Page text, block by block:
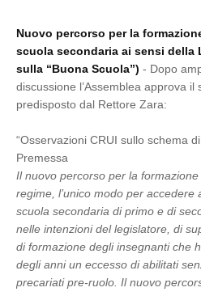
Nuovo percorso per la
scuola secondaria ai sensi della
sulla “Buona Scuola”) - Dopo
discussione l’Assemblea approva
predisposto dal Rettore Zara:
“Osservazioni CRUI sullo schema
Premessa
Il nuovo percorso per la
regime, l’unico modo per accedere
scuola secondaria di primo e di
nelle intenzioni del legislatore, di
di formazione degli insegnanti che
degli anni un eccesso di abilitati
precariati pre-ruolo. Il nuovo